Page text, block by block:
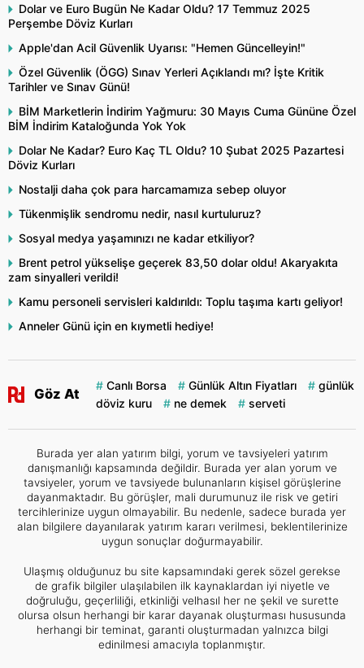
Dolar ve Euro Bugün Ne Kadar Oldu? 17 Temmuz 2025
Perşembe Döviz Kurları
Apple'dan Acil Güvenlik Uyarısı: "Hemen Güncelleyin!"
Özel Güvenlik (ÖGG) Sınav Yerleri Açıklandı mı? İşte Kritik
Tarihler ve Sınav Günü!
BİM Marketlerin İndirim Yağmuru: 30 Mayıs Cuma Gününe Özel
BİM İndirim Kataloğunda Yok Yok
Dolar Ne Kadar? Euro Kaç TL Oldu? 10 Şubat 2025 Pazartesi
Döviz Kurları
Nostalji daha çok para harcamamıza sebep oluyor
Tükenmişlik sendromu nedir, nasıl kurtuluruz?
Sosyal medya yaşamınızı ne kadar etkiliyor?
Brent petrol yükselişe geçerek 83,50 dolar oldu! Akaryakıta
zam sinyalleri verildi!
Kamu personeli servisleri kaldırıldı: Toplu taşıma kartı geliyor!
Anneler Günü için en kıymetli hediye!
Göz At
Canlı Borsa Günlük Altın Fiyatları
günlük
döviz kuru
ne demek serveti
Burada yer alan yatırım bilgi, yorum ve tavsiyeleri yatırım
danışmanlığı kapsamında değildir. Burada yer alan yorum ve
tavsiyeler, yorum ve tavsiyede bulunanların kişisel görüşlerine
dayanmaktadır. Bu görüşler, mali durumunuz ile risk ve getiri
tercihlerinize uygun olmayabilir. Bu nedenle, sadece burada yer
alan bilgilere dayanılarak yatırım kararı verilmesi, beklentilerinize
uygun sonuçlar doğurmayabilir.
Ulaşmış olduğunuz bu site kapsamındaki gerek sözel gerekse
de grafik bilgiler ulaşılabilen ilk kaynaklardan iyi niyetle ve
doğruluğu, geçerliliği, etkinliği velhasıl her ne şekil ve surette
olursa olsun herhangi bir karar dayanak oluşturması hususunda
herhangi bir teminat, garanti oluşturmadan yalnızca bilgi
edinilmesi amacıyla toplanmıştır.